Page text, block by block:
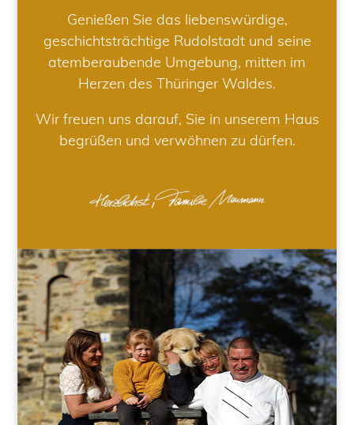
Genießen Sie das liebenswürdige,
geschichtsträchtige Rudolstadt und seine
atemberaubende Umgebung, mitten im
Herzen des Thüringer Waldes.
Wir freuen uns darauf, Sie in unserem Haus
begrüßen und verwöhnen zu dürfen.